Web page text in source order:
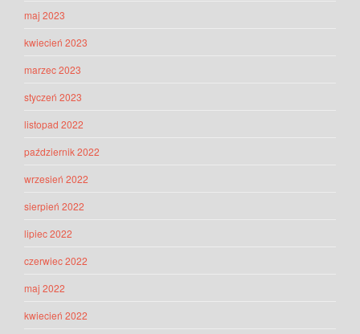
maj 2023
kwiecień 2023
marzec 2023
styczeń 2023
listopad 2022
październik 2022
wrzesień 2022
sierpień 2022
lipiec 2022
czerwiec 2022
maj 2022
kwiecień 2022